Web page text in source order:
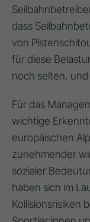
dass
von
für diese
noch selten,
Für das
wichtige
europäischen
zunehmender
sozialer
haben sich im
Kollisionsrisiken